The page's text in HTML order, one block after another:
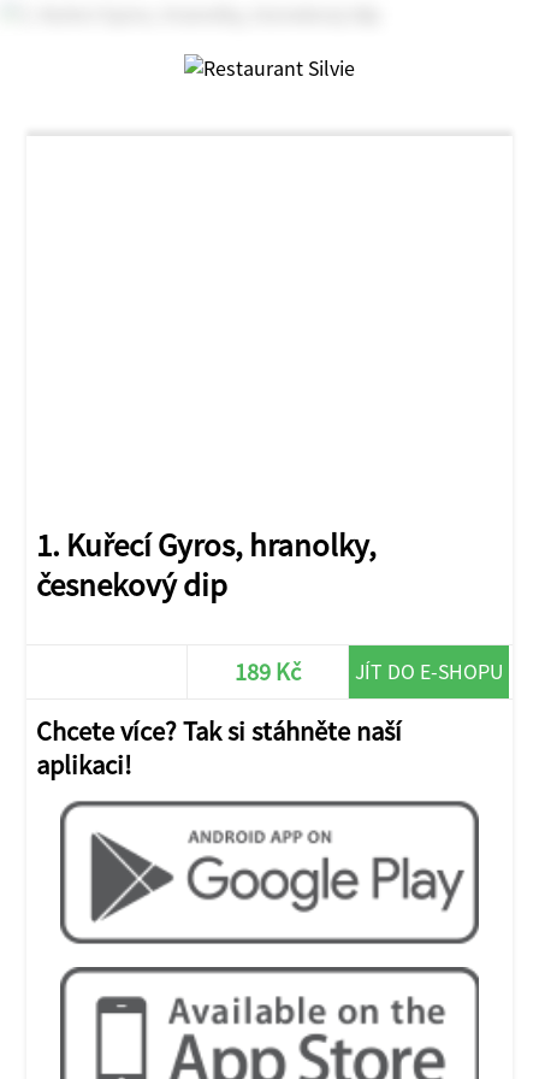
1. Kuřecí Gyros, hranolky,
česnekový dip
189 Kč JÍT DO E-SHOPU
Chcete více? Tak si stáhněte naší
aplikaci!